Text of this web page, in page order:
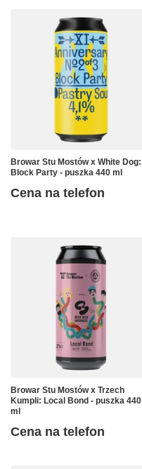
Browar Stu Mostów x White Dog:
Block Party - puszka 440 ml
Cena na telefon
Browar Stu Mostów x Trzech
Kumpli: Local Bond - puszka 440
ml
Cena na telefon